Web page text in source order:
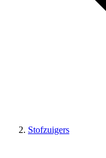
Stofzuigers